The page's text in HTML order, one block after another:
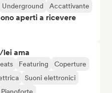
Underground Accattivante
aperti a ricevere
ama
Featuring
Coperture
Suoni elettronici